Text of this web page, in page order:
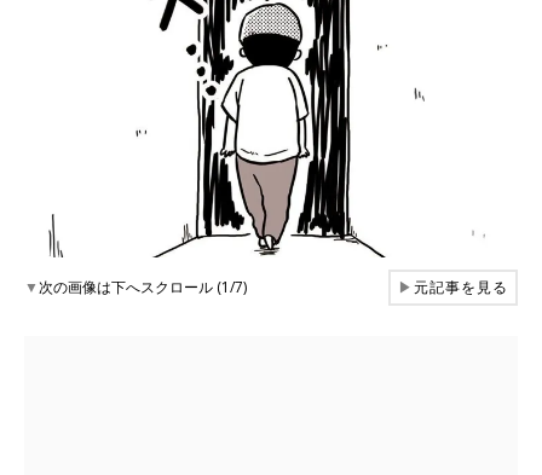
▼次の画像は下へスクロール (1/7) ▶元記事を見る